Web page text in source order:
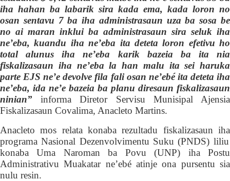
iha hahan ba labarik sira kada ema, kada loron no
osan sentavu 7 ba iha administrasaun uza ba sosa be
no ai maran inklui ba administrasaun sira seluk iha
ne’eba, kuandu iha ne’eba ita deteta loron efetivu ho
total alunus iha ne’eba karik bazeia ba ita nia
fiskalizasaun iha ne’eba la han malu ita sei haruka
parte EJS ne’e devolve fila fali osan ne’ebé ita deteta iha
ne’eba, ida ne’e bazeia ba planu diresaun fiskalizasaun
ninian” informa Diretor Servisu Munisipal Ajensia
Fiskalizasaun Covalima, Anacleto Martins.
Anacleto mos relata konaba rezultadu fiskalizasaun iha
programa Nasional Dezenvolvimentu Suku (PNDS) liliu
konaba Uma Naroman ba Povu (UNP) ihaPostu
Administrativu Muakatar ne’ebéatinje ona pursentusia
nulu resin.